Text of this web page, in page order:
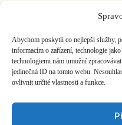
Abychom poskytli co nejlepší služby,
informacím o zařízení, technologie
technologiemi nám umožní
jedinečná ID na tomto webu.
ovlivnit určité vlastnosti a funkce.
2024 – Christian &
přichází album nové.